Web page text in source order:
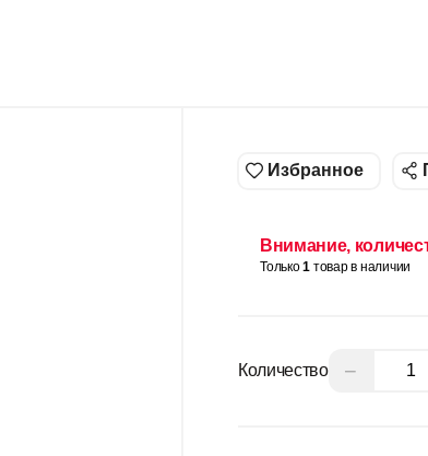
Избранное
Внимание,
Только1 товар в наличии
Количество −